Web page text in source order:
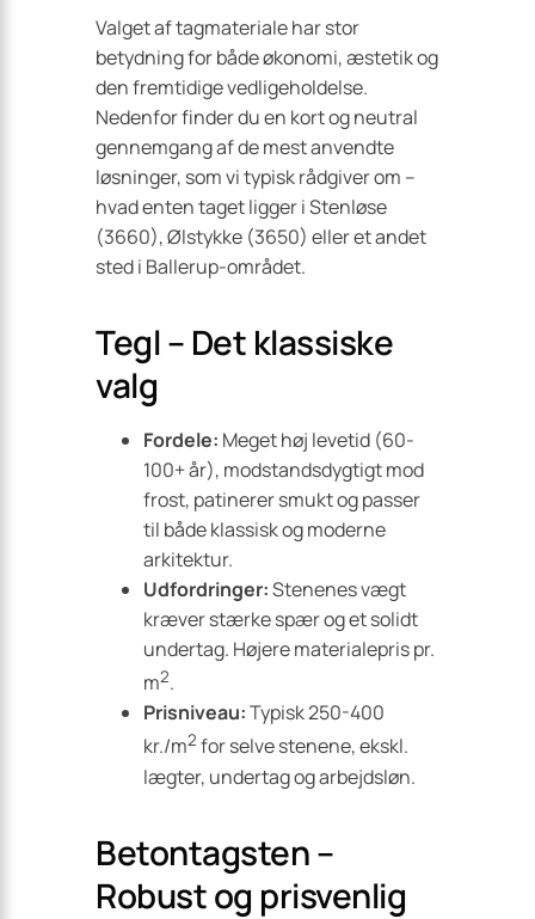
Valget af tagmateriale har stor
betydning for både økonomi, æstetik og
den fremtidige vedligeholdelse.
Nedenfor finder du en kort og neutral
gennemgang af de mest anvendte
løsninger, som vi typisk rådgiver om –
hvad enten taget ligger i Stenløse
(3660), Ølstykke (3650) eller et andet
sted i Ballerup-området.
Tegl – Det klassiske
valg
Fordele: Meget høj levetid (60-
100+ år), modstandsdygtigt mod
frost, patinerer smukt og passer
til både klassisk og moderne
arkitektur.
Udfordringer:Stenenes vægt
kræver stærke spær og et solidt
undertag. Højere materialepris pr.
m2.
Prisniveau:Typisk 250-400
kr./m2 for selve stenene, ekskl.
lægter, undertag og arbejdsløn.
Betontagsten –
Robust og prisvenlig